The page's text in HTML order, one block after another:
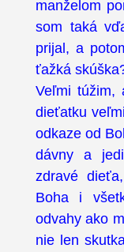
manželom
som taká
prijal, a
ťažká
Veľmi túžim,
dieťatku
odkaze od
dávny a
zdravé
Boha i
odvahy ako
nie len